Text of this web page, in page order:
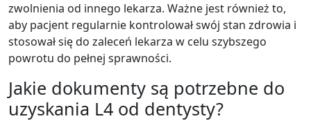
zwolnienia od innego lekarza. Ważne jest również to,
aby pacjent regularnie kontrolował swój stan zdrowia i
stosował się do zaleceń lekarza w celu szybszego
powrotu do pełnej sprawności.
Jakie dokumenty są potrzebne do
uzyskania L4 od dentysty?